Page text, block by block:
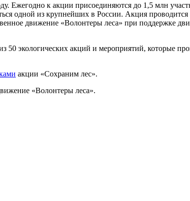
к акции присоединяются до 1,5 млн
одной из крупнейших в России. Акция
движение «Волонтеры леса» при поддержке
50 экологических акций и мероприятий, которые
акции «Сохраним лес».
«Волонтеры леса».